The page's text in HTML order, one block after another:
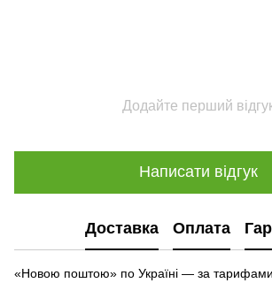
Додайте перший
Написати відгук
Доставка Оплата
«Новою поштою» по Україні — за тарифами